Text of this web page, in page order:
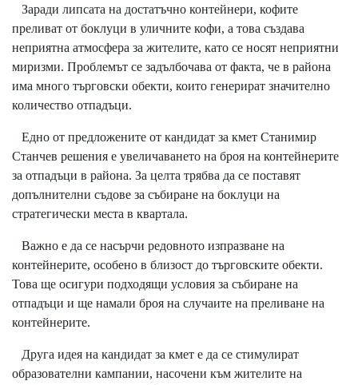
Заради липсата на достатъчно контейнери, кофите
преливат от боклуци в уличните кофи, а това създава
неприятна атмосфера за жителите, като се носят неприятни
миризми. Проблемът се задълбочава от факта, че в района
има много търговски обекти, които генерират значително
количество отпадъци.
Едно от предложените от кандидат за кмет Станимир
Станчев решения е увеличаването на броя на контейнерите
за отпадъци в района. За целта трябва да се поставят
допълнителни съдове за събиране на боклуци на
стратегически места в квартала.
Важно е да се насърчи редовното изпразване на
контейнерите, особено в близост до търговските обекти.
Това ще осигури подходящи условия за събиране на
отпадъци и ще намали броя на случаите на преливане на
контейнерите.
Друга идея на кандидат за кмет е да се стимулират
образователни кампании, насочени към жителите на